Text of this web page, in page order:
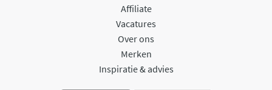
Affiliate
Vacatures
Over ons
Merken
Inspiratie & advies